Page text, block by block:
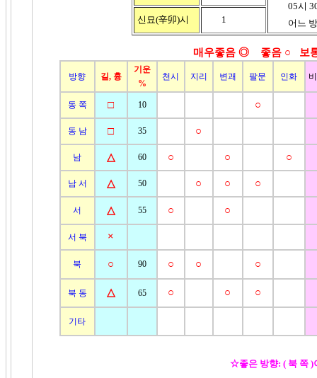
05시 30
어느 방
신묘(辛卯)시 1
매우좋음 ◎ 좋음 ○ 보
방향 길, 흉
기운
%
천시 지리 변괘 팔문 인화
동 쪽 □ 10 ○
동 남 □ 35 ○
남 △ 60 ○ ○ ○
남 서 △ 50 ○ ○ ○
서 △ 55 ○ ○
서 북 ×
북 ○ 90 ○ ○ ○
북 동 △ 65 ○ ○ ○
기타
☆좋은 방향: ( 북 쪽 )